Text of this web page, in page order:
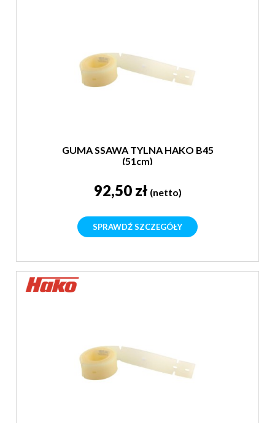
GUMA SSAWA TYLNA HAKO B45
(51cm)
92,50 zł (netto)
SPRAWDŹ SZCZEGÓŁY